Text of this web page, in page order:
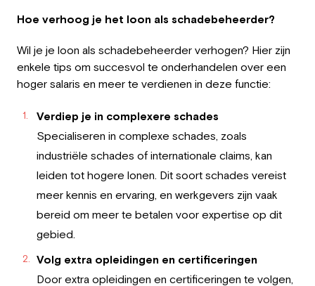
Hoe verhoog je het loon als schadebeheerder?
Wil je je loon als schadebeheerder verhogen? Hier zijn
enkele tips om succesvol te onderhandelen over een
hoger salaris en meer te verdienen in deze functie:
Verdiep je in complexere schades
Specialiseren in complexe schades, zoals
industriële schades of internationale claims, kan
leiden tot hogere lonen. Dit soort schades vereist
meer kennis en ervaring, en werkgevers zijn vaak
bereid om meer te betalen voor expertise op dit
gebied.
Volg extra opleidingen en certificeringen
Door extra opleidingen en certificeringen te volgen,